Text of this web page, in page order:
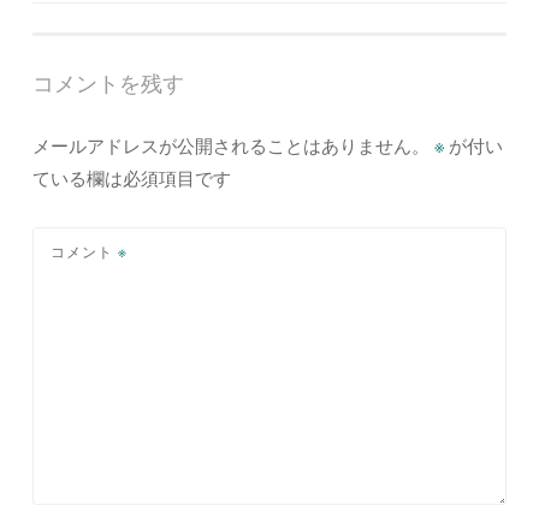
ゲ
シ
ョ
コメントを残す
メールアドレスが公開されることはありません。 ※ が付い
ている欄は必須項目です
コメント ※